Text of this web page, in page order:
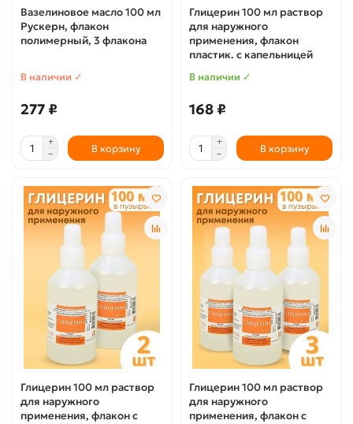
Вазелиновое масло 100 мл
Рускерн, флакон
полимерный, 3 флакона
В наличии ✓
277 ₽
В корзину
Глицерин 100 мл раствор
для наружного
применения, флакон
пластик. с капельницей
В наличии ✓
168 ₽
В корзину
Глицерин 100 мл раствор
для наружного
применения, флакон с
Глицерин 100 мл раствор
для наружного
применения, флакон с